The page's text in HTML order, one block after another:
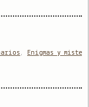
,
Enigmas y